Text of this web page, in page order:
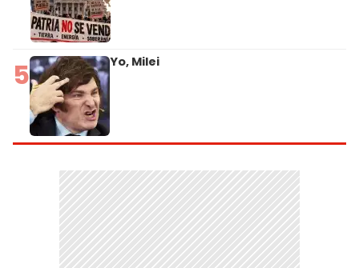
5 Yo, Milei